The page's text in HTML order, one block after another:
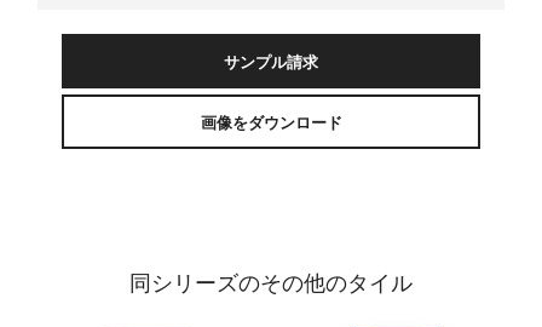
サンプル請求
画像をダウンロード
同シリーズのその他のタイル